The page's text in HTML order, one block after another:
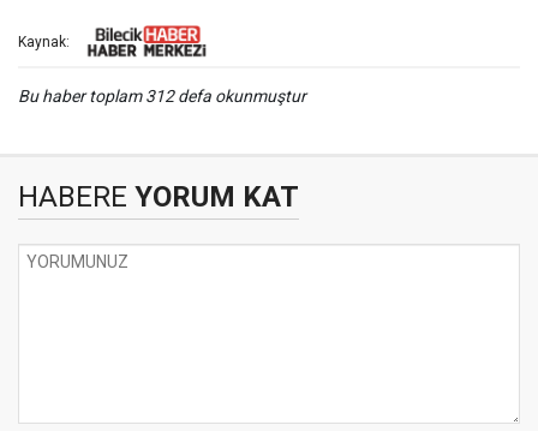
Kaynak:
Bu haber toplam 312 defa okunmuştur
HABERE YORUM KAT